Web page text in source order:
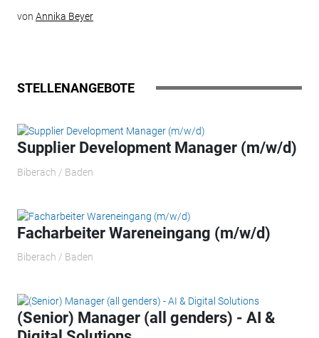
von Annika Beyer
STELLENANGEBOTE
Supplier Development Manager (m/w/d)
Biberach / Baden
Facharbeiter Wareneingang (m/w/d)
Biberach / Baden
(Senior) Manager (all genders) - AI &